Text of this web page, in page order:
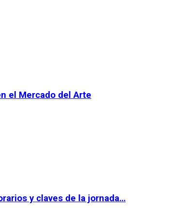
el Mercado del Arte
y claves de la jornada…